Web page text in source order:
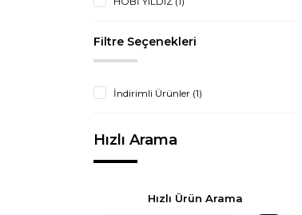
Filtre Seçenekleri
İndirimli Ürünler (1)
Hızlı Arama
Hızlı Ürün Arama